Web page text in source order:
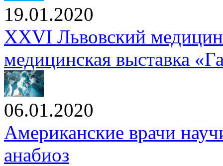
19.01.2020
XXVI Львовский
медицинская выставка
06.01.2020
Американские врачи
анабиоз